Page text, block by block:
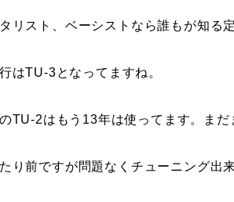
リスト、ベーシストなら誰もが知る
はTU-3となってますね。
TU-2はもう13年は使ってます。ま
り前ですが問題なくチューニング出